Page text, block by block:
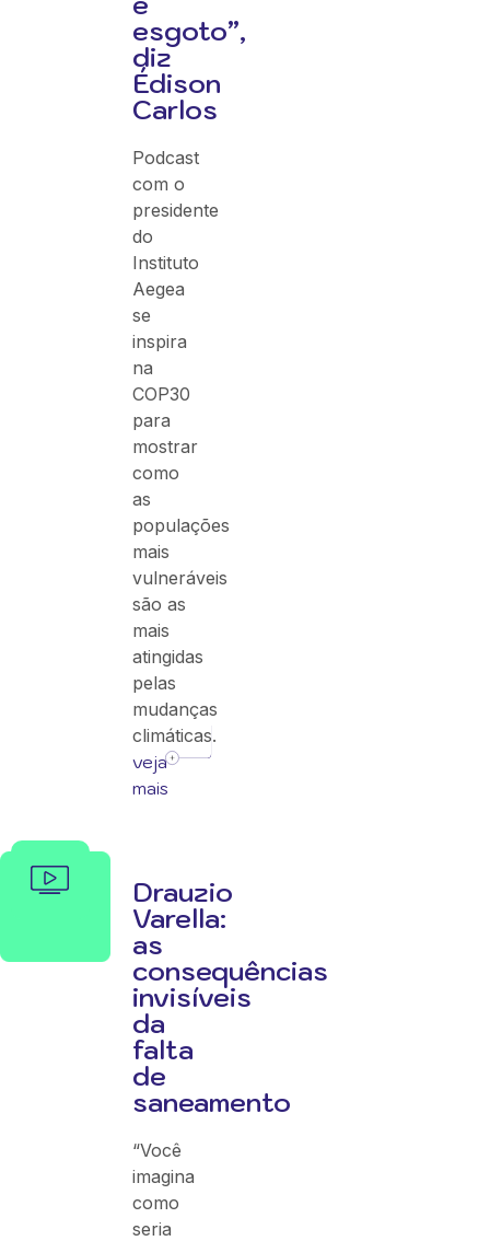
esgoto”,
diz
Édison
Carlos
Podcast
com o
presidente
do
Instituto
Aegea
se
inspira
na
COP30
para
mostrar
como
as
populações
mais
vulneráveis
são as
mais
atingidas
pelas
mudanças
climáticas.
veja
mais
Drauzio
Varella:
as
consequências
invisíveis
da
falta
de
saneamento
“Você
imagina
como
seria